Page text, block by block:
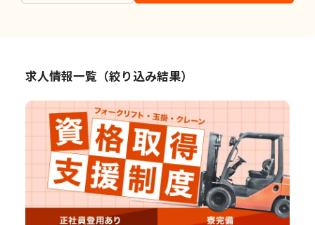
求人情報一覧（絞り込み結果）